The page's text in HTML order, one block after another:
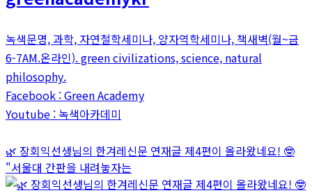
녹색문명, 과학, 자연철학세미나, 양자역학세미나, 책새벽(월~금
6-7AM.온라인). green civilizations, science, natural
philosophy.
Facebook : Green Academy
Youtube : 녹색아카데미
🌿 장회익선생님의 한겨레신문 연재글 제4편이 올라왔네요! 🤓
"서울대 간판을 내려놓자는